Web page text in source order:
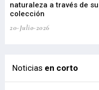
naturaleza a través de su
colección
20-Julio-2026
Noticias en corto